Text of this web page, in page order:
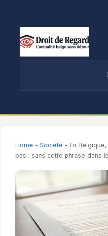
Home - Société - En
pas : sans cette phrase dans